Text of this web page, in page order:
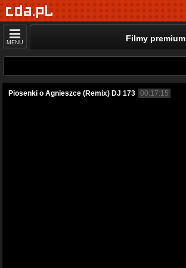
MENU Filmy premium
Piosenki o Agnieszce (Remix) DJ 173 00:17:15